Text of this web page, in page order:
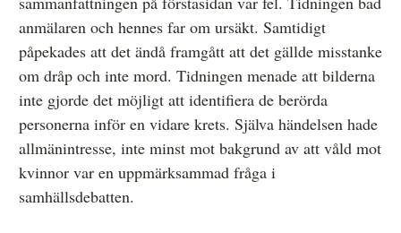
anmälaren och hennes far om ursäkt. Samtidigt
påpekades att det ändå framgått att det gällde misstanke
om dråp och inte mord. Tidningen menade att bilderna
inte gjorde det möjligt att identifiera de berörda
personerna inför en vidare krets. Själva händelsen hade
allmänintresse, inte minst mot bakgrund av att våld mot
kvinnor var en uppmärksammad fråga i
samhällsdebatten.